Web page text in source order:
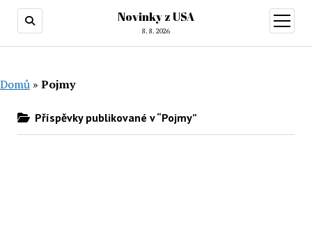
Novinky z USA
8. 8. 2026
otevřít
menu
Domů » Pojmy
Příspěvky publikované v “Pojmy”